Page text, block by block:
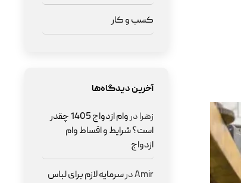
کسب و کار
آخرین دیدگاه‌ها
زهرادر
وام ازدواج 1405 چقدر
است؟ شرایط و اقساط وام
ازدواج
Amirدرسرمایه لازم برای لباس